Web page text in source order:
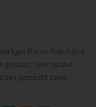
Rot im Foto hätte
gepasst, aber dar­auf
gemacht hatte.